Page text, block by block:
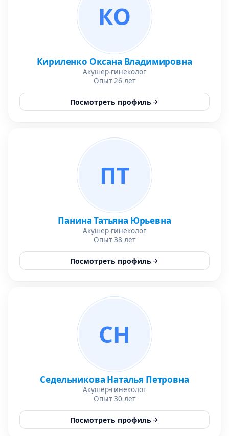
КО
Кириленко Оксана Владимировна
Акушер-гинеколог
Опыт 26 лет
Посмотреть профиль
ПТ
Панина Татьяна Юрьевна
Акушер-гинеколог
Опыт 38 лет
Посмотреть профиль
СН
Седельникова Наталья Петровна
Акушер-гинеколог
Опыт 30 лет
Посмотреть профиль